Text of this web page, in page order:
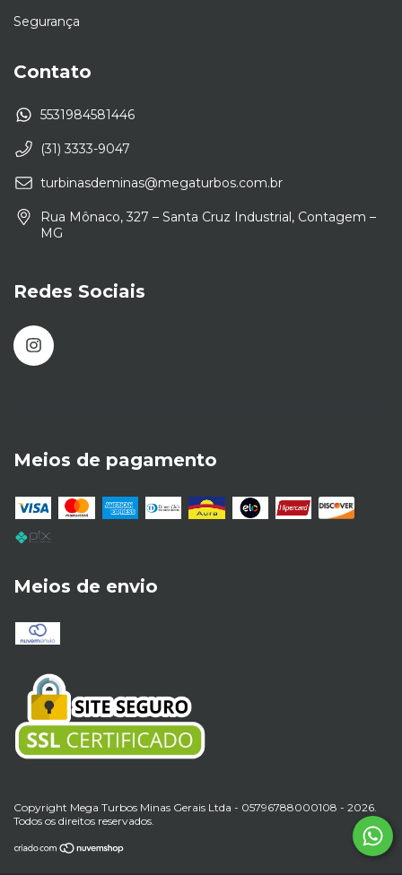
Segurança
Contato
5531984581446
(31) 3333-9047
turbinasdeminas@megaturbos.com.br
Rua Mônaco, 327 – Santa Cruz Industrial, Contagem –
MG
Redes Sociais
Meios de pagamento
Meios de envio
Copyright Mega Turbos Minas Gerais Ltda - 05796788000108 - 2026.
Todos os direitos reservados.